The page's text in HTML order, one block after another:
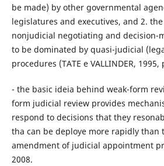
be made) by other governmental
legislatures and executives, and 2.
nonjudicial negotiating and decision-
to be dominated by quasi-judicial
procedures (TATE e VALLINDER, 1995,
- the basic ideia behind weak-form
form judicial review provides
respond to decisions that they
tha can be deploye more rapidly than
amendment of judicial appointment
2008.